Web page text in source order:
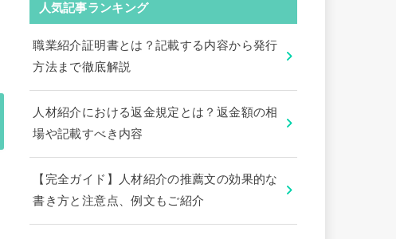
人気記事ランキング
職業紹介証明書とは？記載する内容から発行
方法まで徹底解説
人材紹介における返金規定とは？返金額の相
場や記載すべき内容
【完全ガイド】人材紹介の推薦文の効果的な
書き方と注意点、例文もご紹介